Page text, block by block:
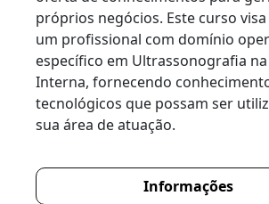
próprios negócios. Este curso
um profissional com domínio
específico em Ultrassonografia
Interna, fornecendo
tecnológicos que possam ser
sua área de atuação.
Informações